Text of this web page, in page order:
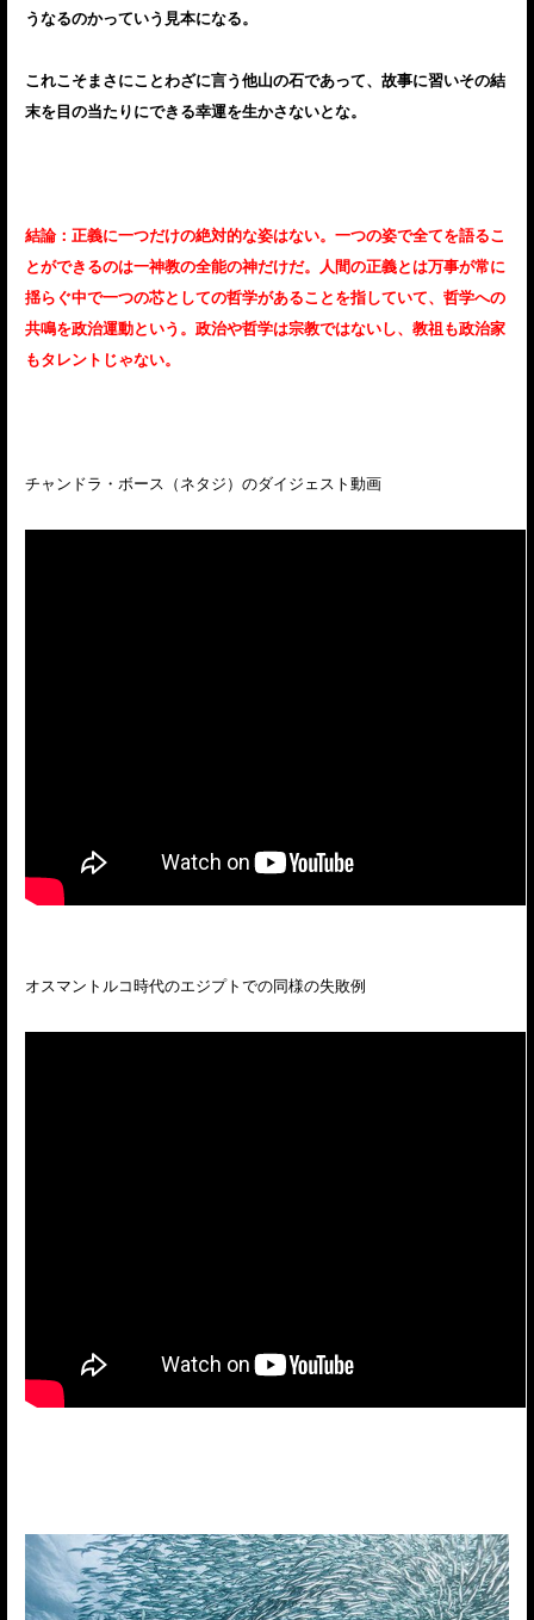
うなるのかっていう見本になる。
これこそまさにことわざに言う他山の石であって、故事に習いその結
末を目の当たりにできる幸運を生かさないとな。
結論：正義に一つだけの絶対的な姿はない。一つの姿で全てを語るこ
とができるのは一神教の全能の神だけだ。人間の正義とは万事が常に
揺らぐ中で一つの芯としての哲学があることを指していて、哲学への
共鳴を政治運動という。政治や哲学は宗教ではないし、教祖も政治家
もタレントじゃない。
チャンドラ・ボース（ネタジ）のダイジェスト動画
オスマントルコ時代のエジプトでの同様の失敗例